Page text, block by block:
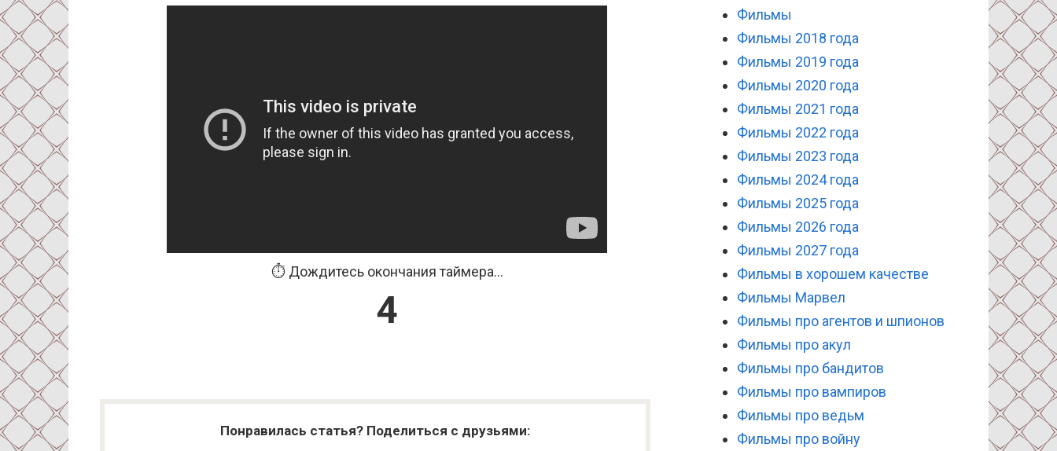
⏱️ Дождитесь окончания таймера...
3
Понравилась статья? Поделиться с друзьями:
Фильмы
Фильмы 2018 года
Фильмы 2019 года
Фильмы 2020 года
Фильмы 2021 года
Фильмы 2022 года
Фильмы 2023 года
Фильмы 2024 года
Фильмы 2025 года
Фильмы 2026 года
Фильмы 2027 года
Фильмы в хорошем качестве
Фильмы Марвел
Фильмы про агентов и шпионов
Фильмы про акул
Фильмы про бандитов
Фильмы про вампиров
Фильмы про ведьм
Фильмы про войну